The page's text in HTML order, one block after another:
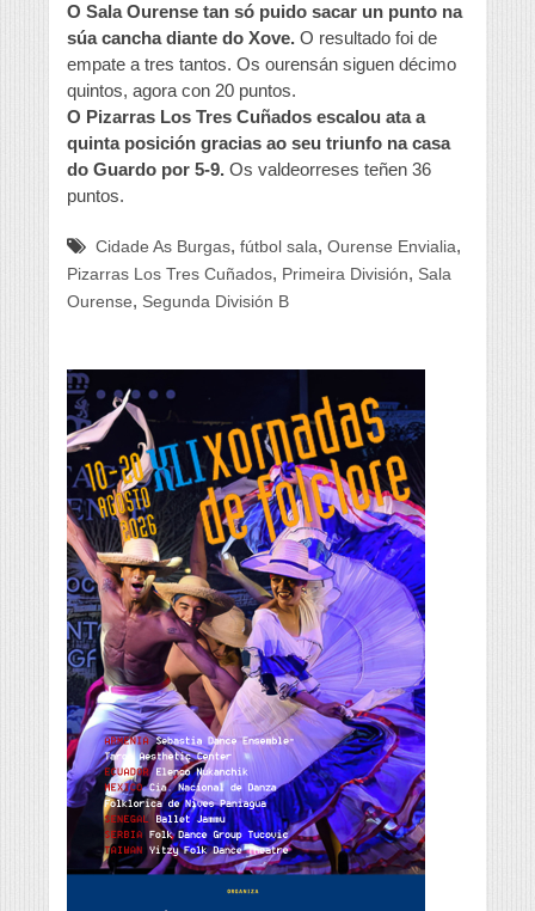
O Sala Ourense tan só puido sacar un punto na
súa cancha diante do Xove. O resultado foi de
empate a tres tantos. Os ourensán siguen décimo
quintos, agora con 20 puntos.
O Pizarras Los Tres Cuñados escalou ata a
quinta posición gracias ao seu triunfo na casa
do Guardo por 5-9. Os valdeorreses teñen 36
puntos.
Cidade As Burgas, fútbol sala, Ourense Envialia,
Pizarras Los Tres Cuñados, Primeira División, Sala
Ourense, Segunda División B